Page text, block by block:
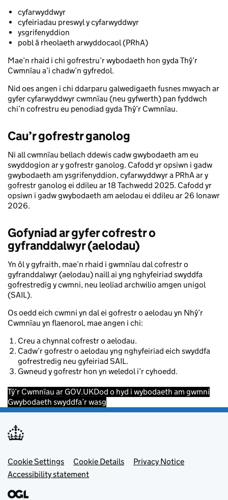
cyfarwyddwyr
cyfeiriadau preswyl y cyfarwyddwyr
ysgrifenyddion
pobl â rheolaeth arwyddocaol (PRhA)
Mae’n rhaid i chi gofrestru’r wybodaeth hon gyda Thŷ’r
Cwmnïau a’i chadw’n gyfredol.
Nid oes angen i chi ddarparu galwedigaeth fusnes mwyach ar
gyfer cyfarwyddwyr cwmnïau (neu gyfwerth) pan fyddwch
chi’n cofrestru eu penodiad gyda Thŷ’r Cwmnïau.
Cau’r gofrestr ganolog
Ni all cwmnïau bellach ddewis cadw gwybodaeth am eu
swyddogion ar y gofrestr ganolog. Cafodd yr opsiwn i gadw
gwybodaeth am ysgrifenyddion, cyfarwyddwyr a PRhA ar y
gofrestr ganolog ei ddileu ar 18 Tachwedd 2025. Cafodd yr
opsiwn i gadw gwybodaeth am aelodau ei ddileu ar 26 Ionawr
2026.
Gofyniad ar gyfer cofrestr o
gyfranddalwyr (aelodau)
Yn ôl y gyfraith, mae’n rhaid i gwmnïau dal cofrestr o
gyfranddalwyr (aelodau) naill ai yng nghyfeiriad swyddfa
gofrestredig y cwmni, neu leoliad archwilio amgen unigol
(SAIL).
Os oedd eich cwmni yn dal ei gofrestr o aelodau yn Nhŷ’r
Cwmnïau yn flaenorol, mae angen i chi:
Creu a chynnal cofrestr o aelodau.
Cadw’r gofrestr o aelodau yng nghyfeiriad eich swyddfa
gofrestredig neu gyfeiriad SAIL.
Gwneud y gofrestr hon yn weledol i’r cyhoedd.
Tŷ’r Cwmnïau ar GOV.UKDod o hyd i wybodaeth am gwmni
Gwybodaeth swyddfa’r wasg
Footer menu
Cookie Settings Cookie Details
Privacy Notice
Accessibility statement